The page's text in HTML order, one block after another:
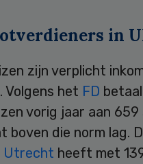
in
zijn verplicht
Volgens het FD
vorig jaar aan
boven die norm lag.
Utrecht heeft met